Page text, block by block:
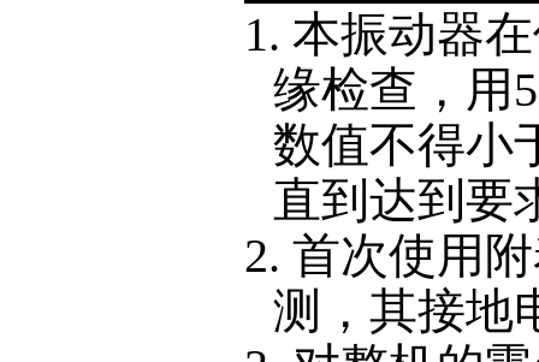
1. 本振动器
缘检查，用
数值不得小
直到达到要
2. 首次使用
测，其接地